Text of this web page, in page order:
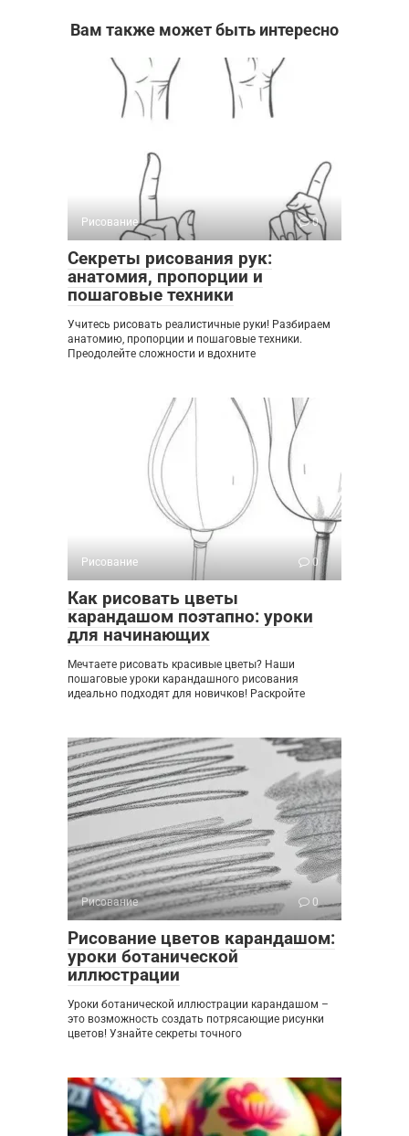
Вам также может быть интересно
Рисование 0
Секреты рисования рук:
анатомия, пропорции и
пошаговые техники
Учитесь рисовать реалистичные руки! Разбираем
анатомию, пропорции и пошаговые техники.
Преодолейте сложности и вдохните
Рисование 0
Как рисовать цветы
карандашом поэтапно: уроки
для начинающих
Мечтаете рисовать красивые цветы? Наши
пошаговые уроки карандашного рисования
идеально подходят для новичков! Раскройте
Рисование 0
Рисование цветов карандашом:
уроки ботанической
иллюстрации
Уроки ботанической иллюстрации карандашом –
это возможность создать потрясающие рисунки
цветов! Узнайте секреты точного